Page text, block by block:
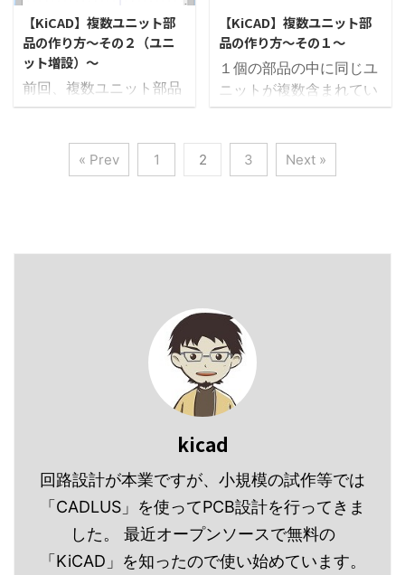
「SSOP」タイプのICで
す。 「SSO ...
作成します。 プロジェク
ト画面で「フッ ...
目について順番に解説し
ています。 その中でも特
にデザインルールチェッ
クでのエラーでつまづく
ー対策について、よくあ
る事例を参考に紹介した
す。 例えば回路図の中で
抵抗などは多く使用す ...
度削除してやり直す方法
で修正は行えますが、結
構手間になることが多い
です。 そんな時に覚えて
を紹介したいと思いま
す。 ブロック移動 シン
す。 移動したいブロック
...
【KiCAD】複数ユニット部
品の作り方～その２（ユニ
ット増設）～
前回、複数ユニット部品
の作成方法を説明しまし
った場合の対処法を説明
したいと思います。 前回
せっかく４連バージョン
を作ったので、できれば
それを利用したですよ
ね？ 今回はその４連バー
ジョンを流用して６連バ
ージョンを作成したいと
思います。 変更したいコ
ンポーネントを読み込む
コンポーネン・トライブ
ラリ・エディタは「回路
図エディタ」の上部ツー
ルバーの「コン ...
【KiCAD】複数ユニット部
品の作り方～その１～
１個の部品の中に同じユ
ニットが複数含まれてい
る場合について、そのコ
ついて説明します。 今回
はRJ11（電話線で使われ
上げてますので、基本的
なコンポーネントの作成
に関する部分は下記記事
を参照してください。 コ
ンポーネント・プロパテ
ィでユニット数を指定す
る 新規コンポーネント作
成時に開く「コンポーネ
ント・プロパティ」画面
の「パッケージ内のユニ
ット数」を「４ ...
« Prev 1 2 3 Next »
kicad
回路設計が本業ですが、小規模の試作等では
「CADLUS」を使ってPCB設計を行ってきま
した。 最近オープンソースで無料の
「KiCAD」を知ったので使い始めています。